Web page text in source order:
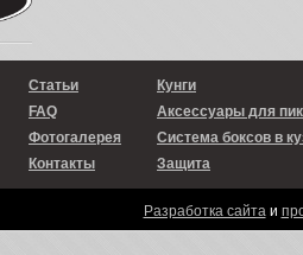
Статьи
FAQ
Фотогалерея
Контакты
Кунги
Аксессуары для
Система боксов в
Защита
Разработка сайтаи